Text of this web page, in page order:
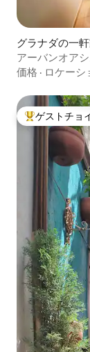
グラナダの一
アーバンオア
価格 · ロケーシ
大好評のゲス
ゲストチョ